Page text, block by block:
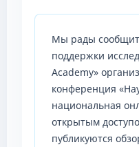
Мы рады
поддержки
Academy»
конференция
национальная
открытым
публикуются